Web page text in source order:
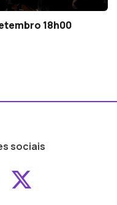
18h00
sociais
ao ao